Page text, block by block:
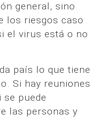
general, sino
los riesgos caso
el virus está o no
país lo que tiene
Si hay reuniones
se puede
las personas y